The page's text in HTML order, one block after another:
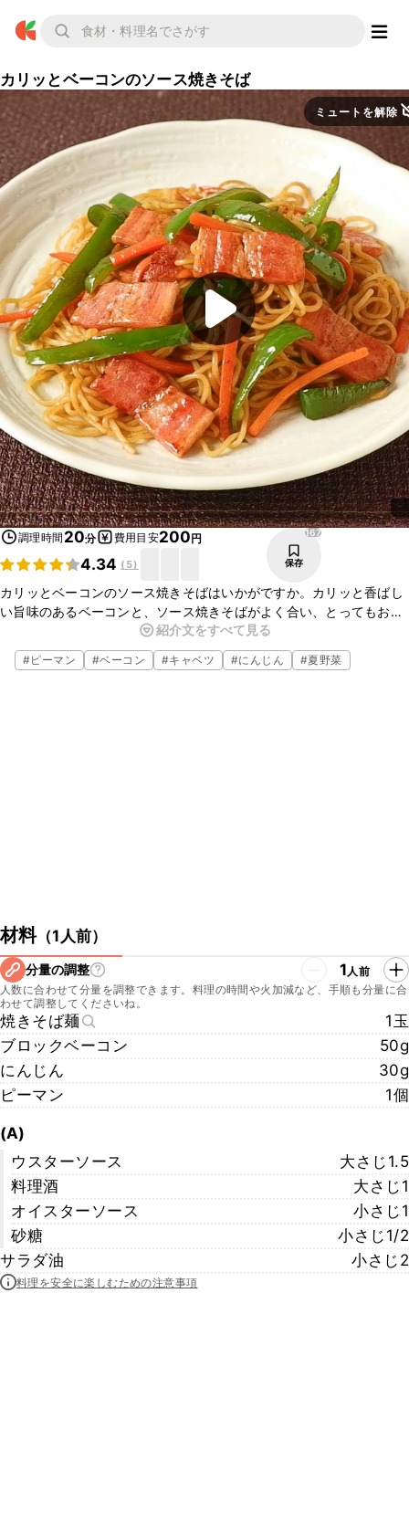
カリッとベーコンのソース焼きそば
ミュートを解除
調理時間 20分 費用目安200円
4.34 ( 5)
167
保存
カリッとベーコンのソース焼きそばはいかがですか。カリッと香ばし
い旨味のあるベーコンと、ソース焼きそばがよく合い、とってもおい
しいですよ。ぜひお試しください。紹介文をすべて見る
#ピーマン #ベーコン #キャベツ #にんじん #夏野菜
材料（1人前）
分量の調整 1人前
人数に合わせて分量を調整できます。料理の時間や火加減など、手順も分量に合
わせて調整してくださいね。
焼きそば麺
1玉
ブロックベーコン
50g
にんじん
30g
ピーマン
1個
(A)
ウスターソース
大さじ1.5
料理酒
大さじ1
オイスターソース
小さじ1
砂糖
小さじ1/2
サラダ油
小さじ2
料理を安全に楽しむための注意事項